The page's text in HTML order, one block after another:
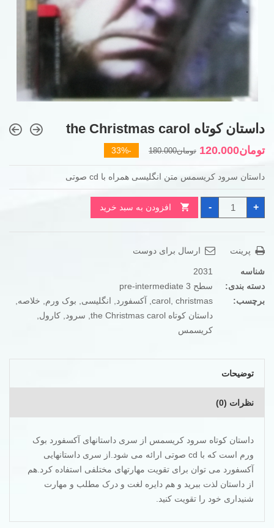
داستان کوتاه the Christmas carol
تومان180.000قیمت
تومان180.000
تومان120.000
قیمت
تومان120.000
داستان سرود کریسمس متن انگلیسی همراه با cd صوتی
-
داستان
کوتاه
the
+ افزودن به سبد خرید
پرینت ارسال برای دوست
شناسه
2031
دسته بندی:
سطح 3 pre-intermediate
برچسب:
carol ,christmas
, آکسفورد, انگلیسی , بوک ورم, خلاصه,
داستان کوتاه the Christmas carol
, سرود, کارول ,
کریسمس
توضیحات
نظرات (0)
داستان کوتاه سرود کریسمس از سری داستانهای آکسفورد بوک
ورم است که با cd صوتی ارائه می شود.از سری داستانهایی
آکسفورد می توان برای تقویت مهارتهای مختلفی استفاده کرد.هم
از داستان لذت ببرید و هم دایره لغت و درک مطلب و مهارت
شنیداری خود را تقویت کنید.